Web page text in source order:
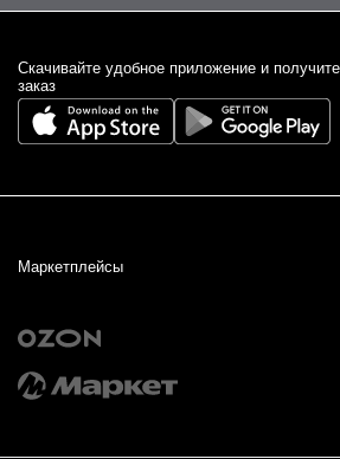
Cкачивайте удобное приложение и
заказ
Маркетплейсы